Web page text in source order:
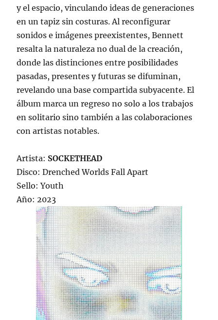
y el espacio, vinculando ideas de generaciones
en un tapiz sin costuras. Al reconfigurar
sonidos e imágenes preexistentes, Bennett
resalta la naturaleza no dual de la creación,
donde las distinciones entre posibilidades
pasadas, presentes y futuras se difuminan,
revelando una base compartida subyacente. El
álbum marca un regreso no solo a los trabajos
en solitario sino también a las colaboraciones
con artistas notables.
Artista: SOCKETHEAD
Disco: Drenched Worlds Fall Apart
Sello: Youth
Año: 2023